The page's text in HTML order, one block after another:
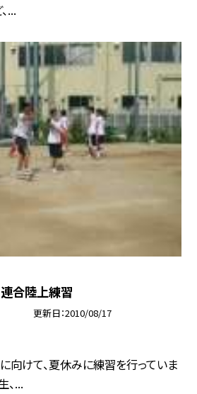
...
陸上練習
更新日 2010/08/17
向けて、夏休みに練習を行っていま
、...